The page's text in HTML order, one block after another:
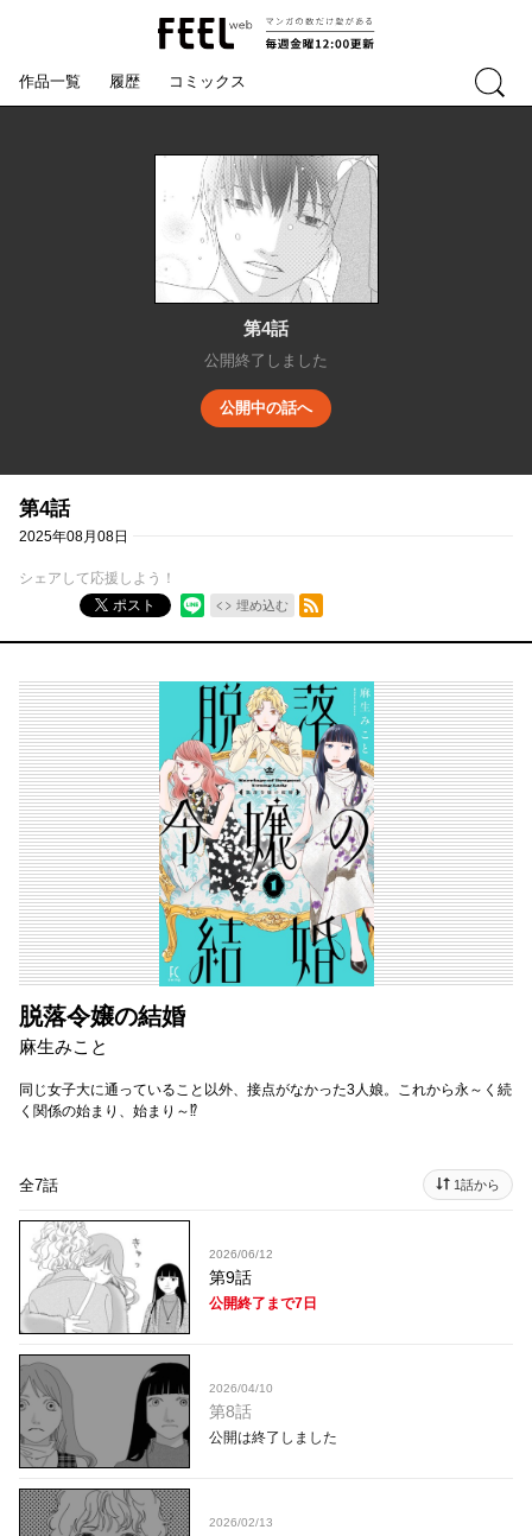
FEEL webマンガの数だ
け愛がある 毎
新
作品一覧 履歴 コミックス
検索
第4話
公開終了しました
公開中の話へ
第4話
2025年08月08日
シェアして応援しよう！
ポスト
埋め込む
RSSフィード
脱落令嬢の結婚
麻生みこと
同じ女子大に通っていること以外、接点がなかった3人娘。これから永～く続
く関係の始まり、始まり～⁉
全7話 1話から
2026/06/12
第9話
公開終了まで7日
2026/04/10
第8話
公開は終了しました
2026/02/13